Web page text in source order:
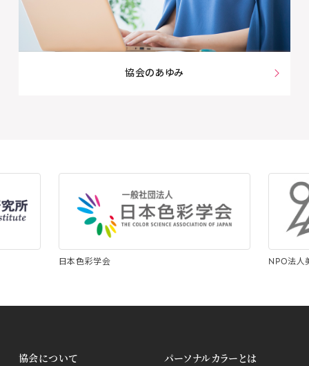
協会のあゆみ
日本色彩学会 NPO法人
協会について パーソナルカラーとは